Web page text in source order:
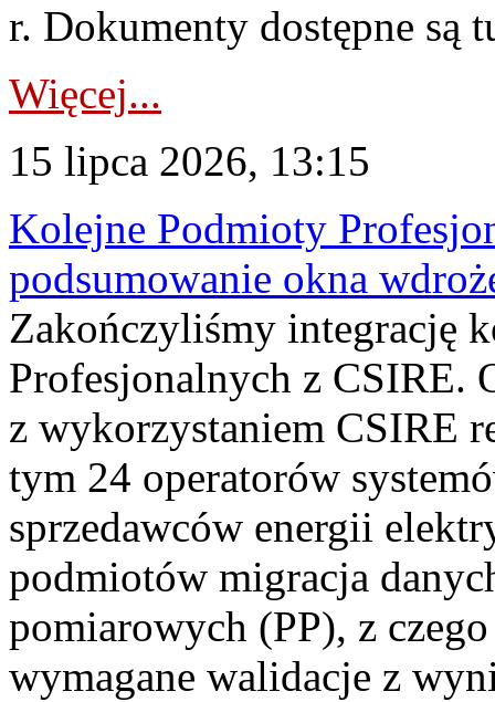
r. Dokumenty dostępne są
Więcej...
15 lipca 2026, 13:15
Kolejne Podmioty
podsumowanie okna
Zakończyliśmy integrację
Profesjonalnych z CSIRE.
z wykorzystaniem CSIRE
tym 24 operatorów
sprzedawców energii
podmiotów migracja
pomiarowych (PP), z
wymagane walidacje z